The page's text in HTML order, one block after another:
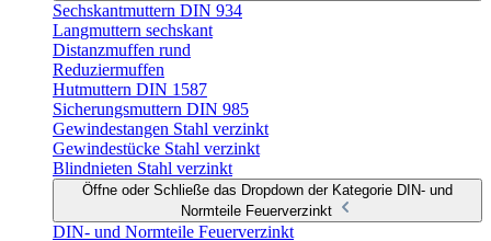
Sechskantmuttern DIN 934
Langmuttern sechskant
Distanzmuffen rund
Reduziermuffen
Hutmuttern DIN 1587
Sicherungsmuttern DIN 985
Gewindestangen Stahl verzinkt
Gewindestücke Stahl verzinkt
Blindnieten Stahl verzinkt
Öffne oder Schließe das Dropdown der Kategorie DIN- und
Normteile Feuerverzinkt
DIN- und Normteile Feuerverzinkt